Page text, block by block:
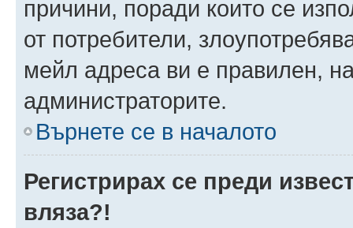
причини, поради които се
от потребители,
мейл адреса ви е правилен,
администраторите.
Върнете се в началото
Регистрирах се преди
вляза?!